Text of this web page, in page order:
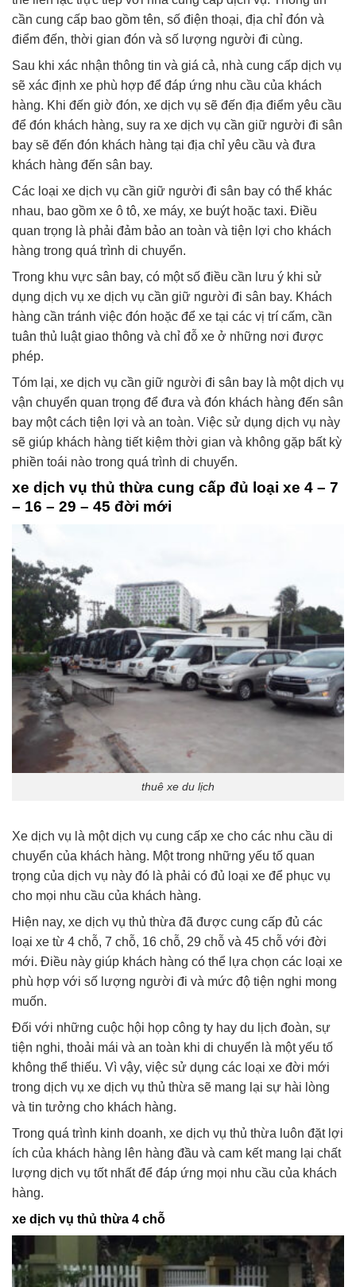
cần cung cấp bao gồm tên, số điện thoại, địa chỉ đón và
điểm đến, thời gian đón và số lượng người đi cùng.
Sau khi xác nhận thông tin và giá cả, nhà cung cấp dịch vụ
sẽ xác định xe phù hợp để đáp ứng nhu cầu của khách
hàng. Khi đến giờ đón, xe dịch vụ sẽ đến địa điểm yêu cầu
để đón khách hàng, suy ra xe dịch vụ cần giữ người đi sân
bay sẽ đến đón khách hàng tại địa chỉ yêu cầu và đưa
khách hàng đến sân bay.
Các loại xe dịch vụ cần giữ người đi sân bay có thể khác
nhau, bao gồm xe ô tô, xe máy, xe buýt hoặc taxi. Điều
quan trọng là phải đảm bảo an toàn và tiện lợi cho khách
hàng trong quá trình di chuyển.
Trong khu vực sân bay, có một số điều cần lưu ý khi sử
dụng dịch vụ xe dịch vụ cần giữ người đi sân bay. Khách
hàng cần tránh việc đón hoặc để xe tại các vị trí cấm, cần
tuân thủ luật giao thông và chỉ đỗ xe ở những nơi được
phép.
Tóm lại, xe dịch vụ cần giữ người đi sân bay là một dịch vụ
vận chuyển quan trọng để đưa và đón khách hàng đến sân
bay một cách tiện lợi và an toàn. Việc sử dụng dịch vụ này
sẽ giúp khách hàng tiết kiệm thời gian và không gặp bất kỳ
phiền toái nào trong quá trình di chuyển.
xe dịch vụ thủ thừa cung cấp đủ loại xe 4 – 7
– 16 – 29 – 45 đời mới
thuê xe du lịch
Xe dịch vụ là một dịch vụ cung cấp xe cho các nhu cầu di
chuyển của khách hàng. Một trong những yếu tố quan
trọng của dịch vụ này đó là phải có đủ loại xe để phục vụ
cho mọi nhu cầu của khách hàng.
Hiện nay, xe dịch vụ thủ thừa đã được cung cấp đủ các
loại xe từ 4 chỗ, 7 chỗ, 16 chỗ, 29 chỗ và 45 chỗ với đời
mới. Điều này giúp khách hàng có thể lựa chọn các loại xe
phù hợp với số lượng người đi và mức độ tiện nghi mong
muốn.
Đối với những cuộc hội họp công ty hay du lịch đoàn, sự
tiện nghi, thoải mái và an toàn khi di chuyển là một yếu tố
không thể thiếu. Vì vậy, việc sử dụng các loại xe đời mới
trong dịch vụ xe dịch vụ thủ thừa sẽ mang lại sự hài lòng
và tin tưởng cho khách hàng.
Trong quá trình kinh doanh, xe dịch vụ thủ thừa luôn đặt lợi
ích của khách hàng lên hàng đầu và cam kết mang lại chất
lượng dịch vụ tốt nhất để đáp ứng mọi nhu cầu của khách
hàng.
xe dịch vụ thủ thừa 4 chỗ